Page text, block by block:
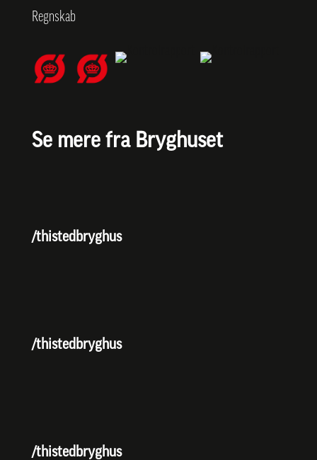
Regnskab
Se mere fra Bryghuset
/thistedbryghus
/thistedbryghus
/thistedbryghus